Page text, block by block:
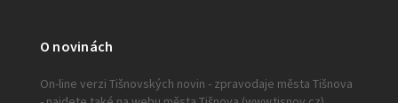
O novinách
On-line verzi Tišnovských novin - zpravodaje města Tišnova